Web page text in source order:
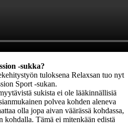
-sukka?
tuloksena Relaxsan tuo nyt
Sport -sukan.
sukista ei ole lääkinnällisiä
polvea kohden aleneva
olla jopa aivan väärässä kohdassa,
kohdalla. Tämä ei mitenkään edistä